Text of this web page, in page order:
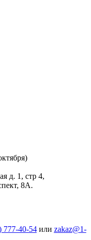
д. 1, стр 4,
8А.
777-40-54или zakaz@1-